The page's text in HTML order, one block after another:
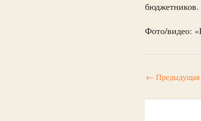
бюджетников.
Фото/видео:
← Предыдущая